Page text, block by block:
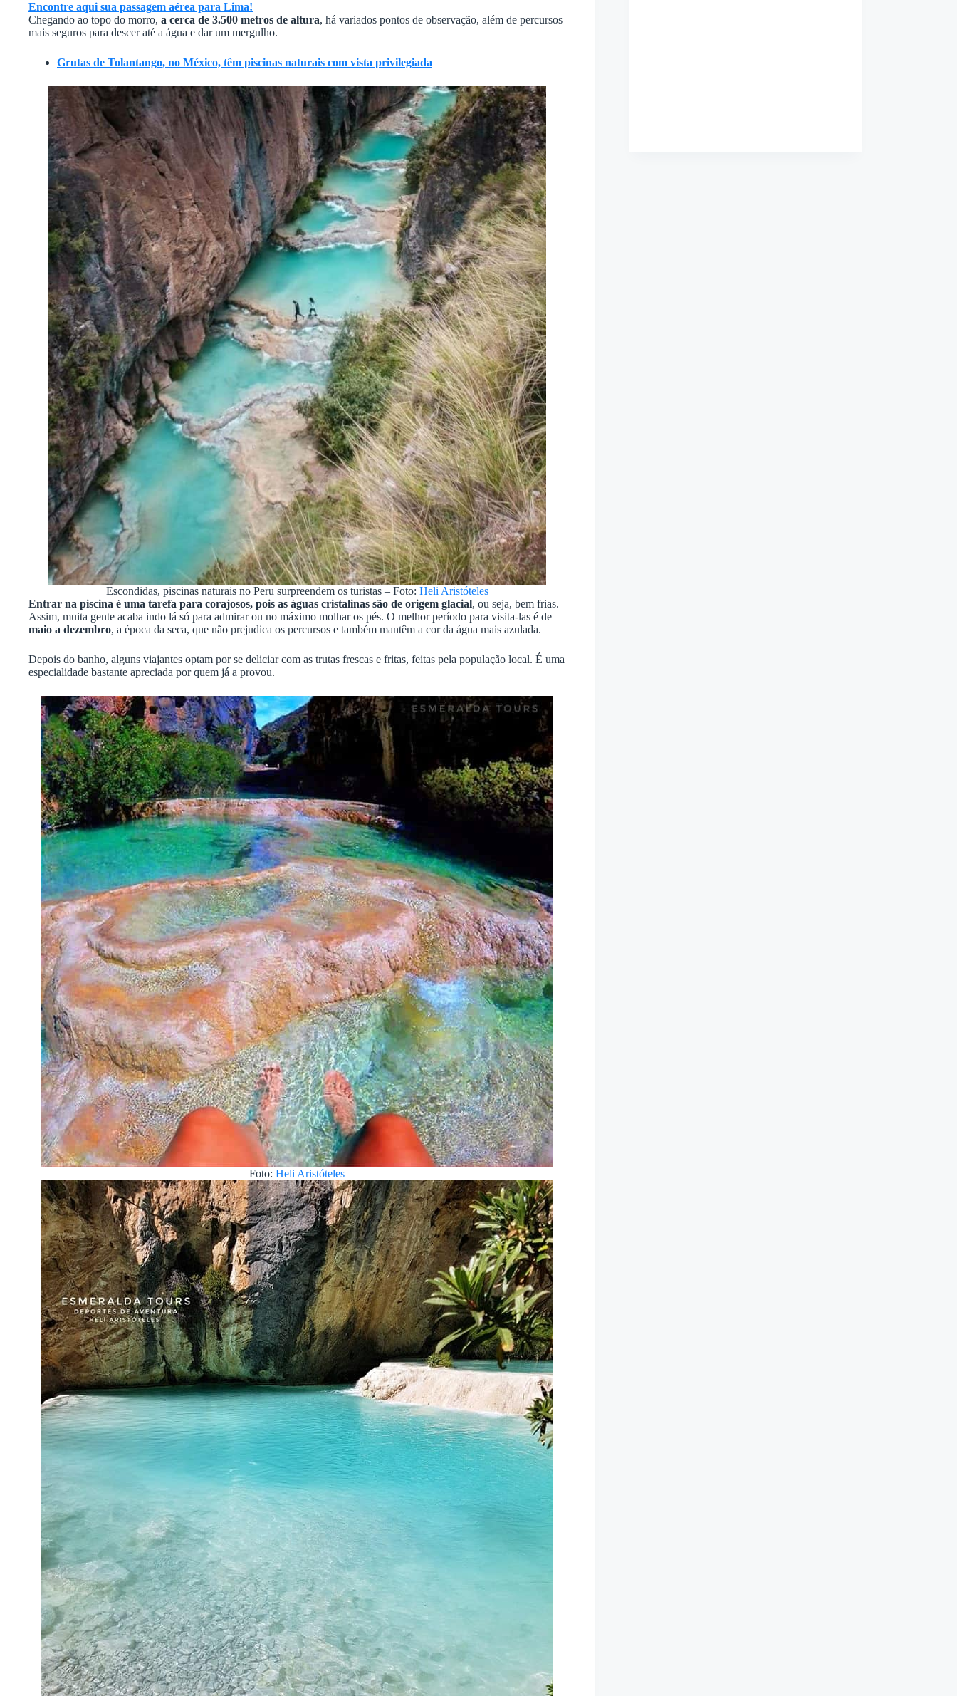
Encontre aqui sua passagem aérea para Lima!
Chegando ao topo do morro, a cerca de 3.500 metros de altura, há variados pontos de observação, além de percursos
mais seguros para descer até a água e dar um mergulho.
Grutas de Tolantango, no México, têm piscinas naturais com vista privilegiada
Escondidas, piscinas naturais no Peru surpreendem os turistas – Foto: Heli Aristóteles
Entrar na piscina é uma tarefa para corajosos, pois as águas cristalinas são de origem glacial, ou seja, bem frias.
Assim, muita gente acaba indo lá só para admirar ou no máximo molhar os pés. O melhor período para visita-las é de
maio a dezembro, a época da seca, que não prejudica os percursos e também mantêm a cor da água mais azulada.
Depois do banho, alguns viajantes optam por se deliciar com as trutas frescas e fritas, feitas pela população local. É uma
especialidade bastante apreciada por quem já a provou.
Foto:Heli Aristóteles